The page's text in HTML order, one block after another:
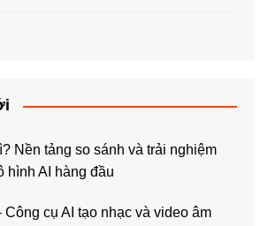
Nền tảng so sánh và trải nghiệm
hình AI hàng đầu
Công cụ AI tạo nhạc và video âm